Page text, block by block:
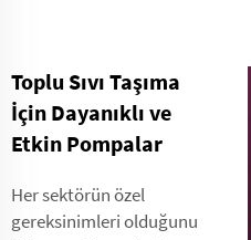
Toplu Sıvı Taşıma
İçin Dayanıklı ve
Etkin Pompalar
Her sektörün özel
gereksinimleri olduğunu